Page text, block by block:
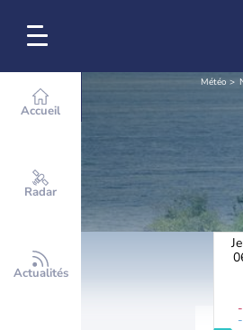
Accueil
Radar
Actualités
Météo
-
-